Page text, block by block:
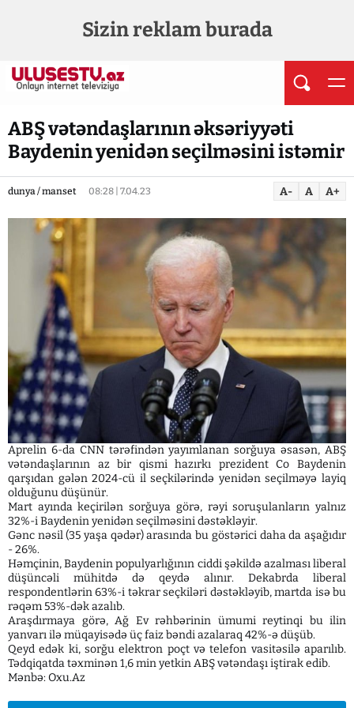
Sizin reklam burada
ABŞ vətəndaşlarının əksəriyyəti
Baydenin yenidən seçilməsini istəmir
dunya / manset 08:28 | 7.04.23 A- A A+
Aprelin 6-da CNN tərəfindən yayımlanan sorğuya əsasən, ABŞ
vətəndaşlarının az bir qismi hazırkı prezident Co Baydenin
qarşıdan gələn 2024-cü il seçkilərində yenidən seçilməyə layiq
olduğunu düşünür.
Mart ayında keçirilən sorğuya görə, rəyi soruşulanların yalnız
32%-i Baydenin yenidən seçilməsini dəstəkləyir.
Gənc nəsil (35 yaşa qədər) arasında bu göstərici daha da aşağıdır
- 26%.
Həmçinin, Baydenin populyarlığının ciddi şəkildə azalması liberal
düşüncəli mühitdə də qeydə alınır. Dekabrda liberal
respondentlərin 63%-i təkrar seçkiləri dəstəkləyib, martda isə bu
rəqəm 53%-dək azalıb.
Araşdırmaya görə, Ağ Ev rəhbərinin ümumi reytinqi bu ilin
yanvarı ilə müqayisədə üç faiz bəndi azalaraq 42%-ə düşüb.
Qeyd edək ki, sorğu elektron poçt və telefon vasitəsilə aparılıb.
Tədqiqatda təxminən 1,6 min yetkin ABŞ vətəndaşı iştirak edib.
Mənbə: Oxu.Az